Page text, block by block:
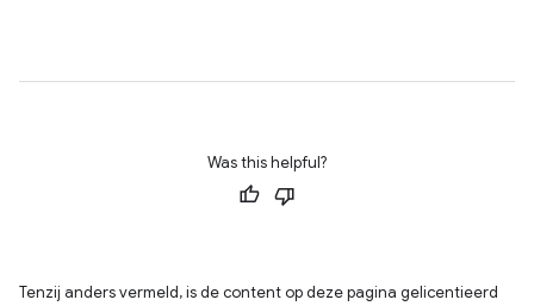
Was this helpful?
Tenzij anders vermeld, is de content op deze pagina gelicentieerd